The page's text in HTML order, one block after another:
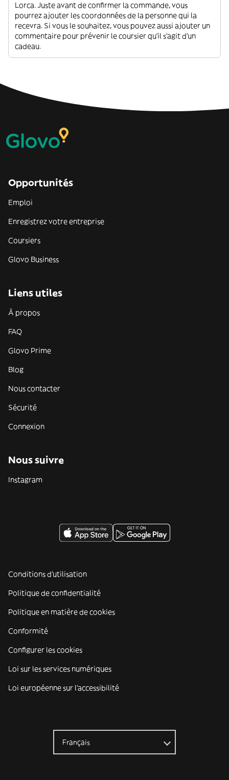
Lorca. Juste avant de confirmer la commande, vous
pourrez ajouter les coordonnées de la personne qui la
recevra. Si vous le souhaitez, vous pouvez aussi ajouter un
commentaire pour prévenir le coursier qu'il s'agit d'un
cadeau.
Opportunités
Emploi
Enregistrez votre entreprise
Coursiers
Glovo Business
Liens utiles
À propos
FAQ
Glovo Prime
Blog
Nous contacter
Sécurité
Connexion
Nous suivre
Instagram
Conditions d'utilisation
Politique de confidentialité
Politique en matière de cookies
Conformité
Configurer les cookies
Loi sur les services numériques
Loi européenne sur l’accessibilité